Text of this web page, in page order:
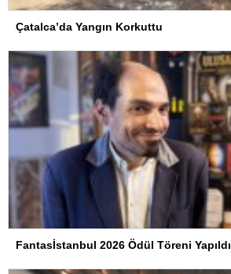
Çatalca’da Yangın Korkuttu
Fantasİstanbul 2026 Ödül Töreni Yapıldı